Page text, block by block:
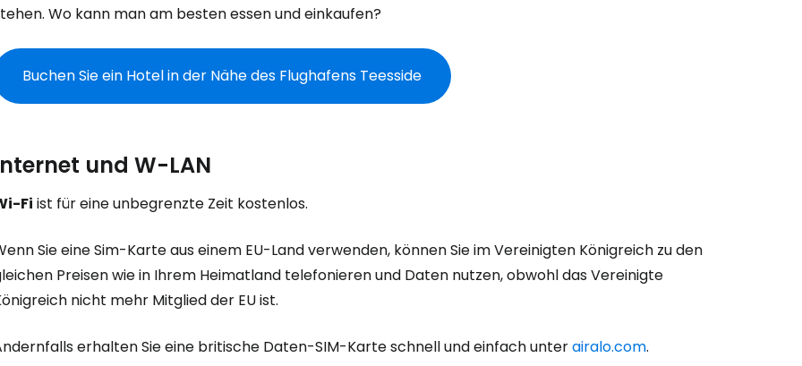
Wo kann man am besten essen und einkaufen?
Buchen Sie ein Hotel in der Nähe des Flughafens Teesside
und W-LAN
Fi ist für eine unbegrenzte Zeit kostenlos.
Sie eine Sim-Karte aus einem EU-Land verwenden, können Sie im Vereinigten Königreich zu den
Preisen wie in Ihrem Heimatland telefonieren und Daten nutzen, obwohl das Vereinigte
nicht mehr Mitglied der EU ist.
erhalten Sie eine britische Daten-SIM-Karte schnell und einfach unterairalo.com.